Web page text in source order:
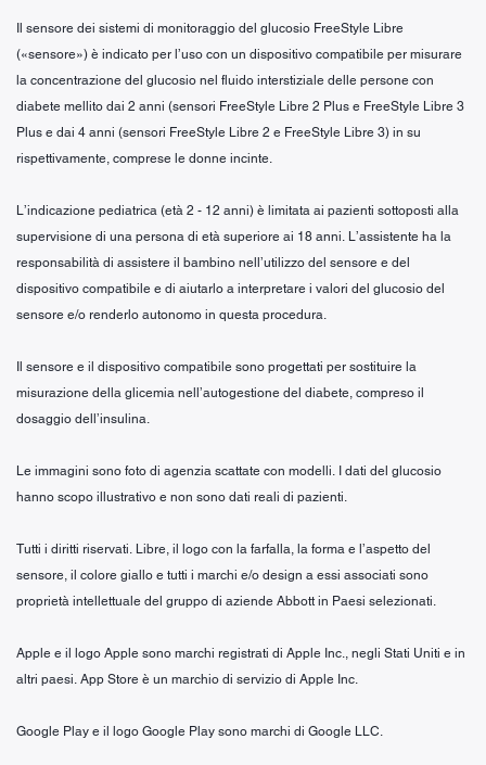
Il sensore dei sistemi di monitoraggio del glucosio FreeStyle Libre
(«sensore») è indicato per l’uso con un dispositivo compatibile per misurare
la concentrazione del glucosio nel fluido interstiziale delle persone con
diabete mellito dai 2 anni (sensori FreeStyle Libre 2 Plus e FreeStyle Libre 3
Plus e dai 4 anni (sensori FreeStyle Libre 2 e FreeStyle Libre 3) in su
rispettivamente, comprese le donne incinte.
L’indicazione pediatrica (età 2 - 12 anni) è limitata ai pazienti sottoposti alla
supervisione di una persona di età superiore ai 18 anni. L’assistente ha la
responsabilità di assistere il bambino nell’utilizzo del sensore e del
dispositivo compatibile e di aiutarlo a interpretare i valori del glucosio del
sensore e/o renderlo autonomo in questa procedura.
Il sensore e il dispositivo compatibile sono progettati per sostituire la
misurazione della glicemia nell’autogestione del diabete, compreso il
dosaggio dell’insulina.
Le immagini sono foto di agenzia scattate con modelli. I dati del glucosio
hanno scopo illustrativo e non sono dati reali di pazienti.
Tutti i diritti riservati. Libre, il logo con la farfalla, la forma e l’aspetto del
sensore, il colore giallo e tutti i marchi e/o design a essi associati sono
proprietà intellettuale del gruppo di aziende Abbott in Paesi selezionati.
Apple e il logo Apple sono marchi registrati di Apple Inc., negli Stati Uniti e in
altri paesi. App Store è un marchio di servizio di Apple Inc.
Google Play e il logo Google Play sono marchi di Google LLC.